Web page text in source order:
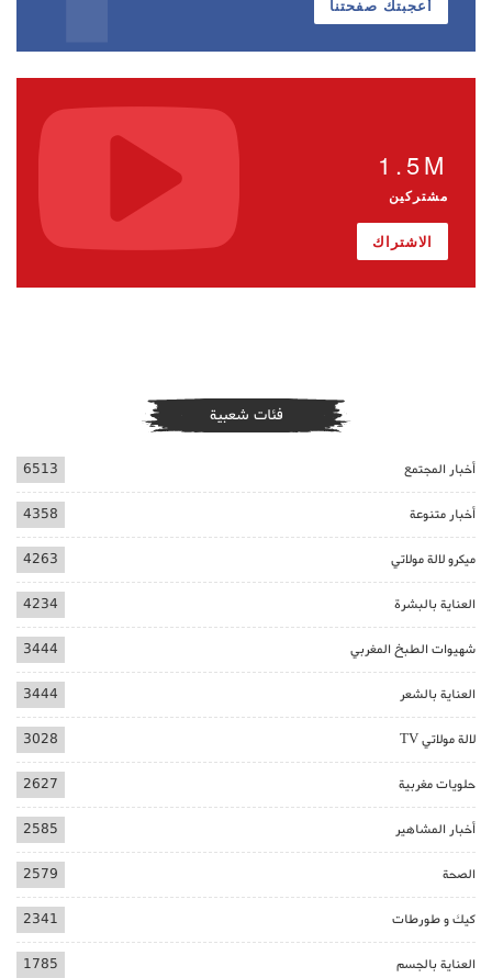
أعجبتك صفحتنا
1.5M
مشتركين
الاشتراك
فئات شعبية
أخبار المجتمع 6513
أخبار متنوعة 4358
ميكرو لالة مولاتي 4263
العناية بالبشرة 4234
شهيوات الطبخ المغربي 3444
العناية بالشعر 3444
لالة مولاتي TV 3028
حلويات مغربية 2627
أخبار المشاهير 2585
الصحة 2579
كيك و طورطات 2341
العناية بالجسم 1785